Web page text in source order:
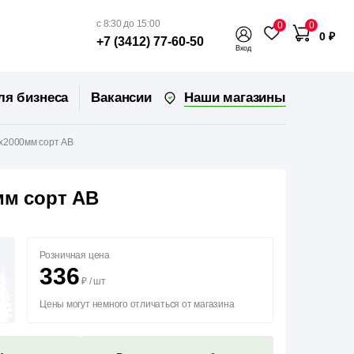
с 8:30 до 15:00
+7 (3412) 77-60-50 Вход
0 0
0 ₽
бизнеса Вакансии Наши магазины
сорт АВ
сорт АВ
Розничная цена
336 ₽ / шт
Цены могут немного отличаться от магазина